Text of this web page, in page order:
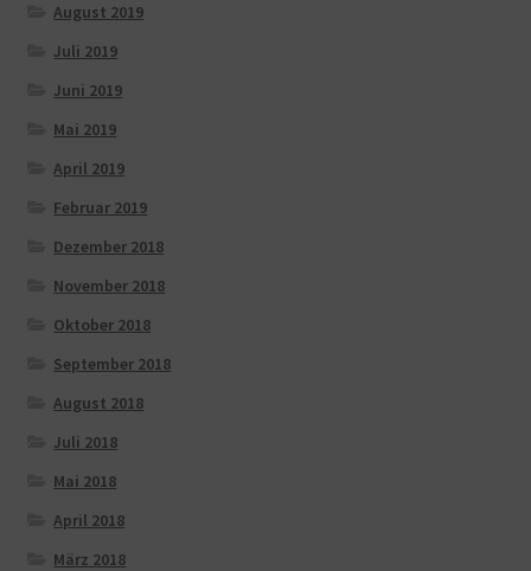
August 2019
Juli 2019
Juni 2019
Mai 2019
April 2019
Februar 2019
Dezember 2018
November 2018
Oktober 2018
September 2018
August 2018
Juli 2018
Mai 2018
April 2018
März 2018